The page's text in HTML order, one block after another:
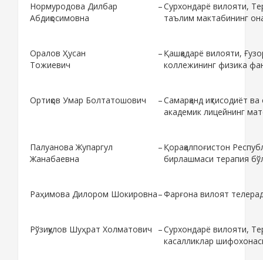
Нормуродова Дилбар
Абдиқосимовна
–Сурхондарё вилояти,
таълим мактабининг
Оралов Ҳусан
Тожиевич
– Қашқадарё вилояти,
коллежининг физика
Ортиқов Умар Болтатошович –Самарқанд иқтисодиёт
академик лицейнинг
Палуанова Жупаргул
Жанабаевна
– Қорақалпоғистон
бирлашмаси терапия
Раҳимова Дилором Шокировна–Фарғона вилоят
Рўзиқулов Шуҳрат Холматович –Сурхондарё вилояти,
касалликлар